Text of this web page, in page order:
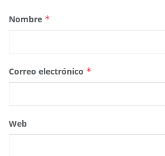
Nombre *
Correo electrónico *
Web